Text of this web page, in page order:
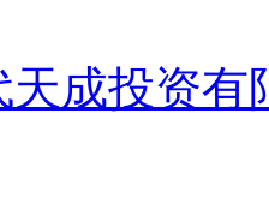
天成投资有